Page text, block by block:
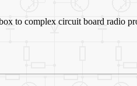
to complex circuit board radio